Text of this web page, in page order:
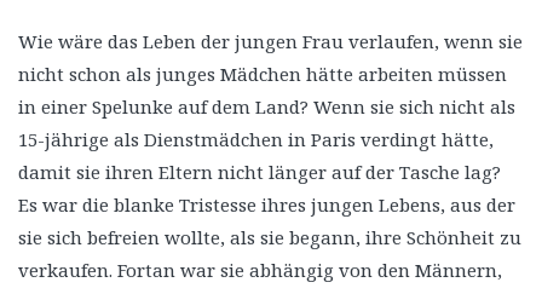
Wie wäre das Leben der jungen Frau verlaufen, wenn sie
nicht schon als junges Mädchen hätte arbeiten müssen
in einer Spelunke auf dem Land? Wenn sie sich nicht als
15-jährige als Dienstmädchen in Paris verdingt hätte,
damit sie ihren Eltern nicht länger auf der Tasche lag?
Es war die blanke Tristesse ihres jungen Lebens, aus der
sie sich befreien wollte, als sie begann, ihre Schönheit zu
verkaufen. Fortan war sie abhängig von den Männern,